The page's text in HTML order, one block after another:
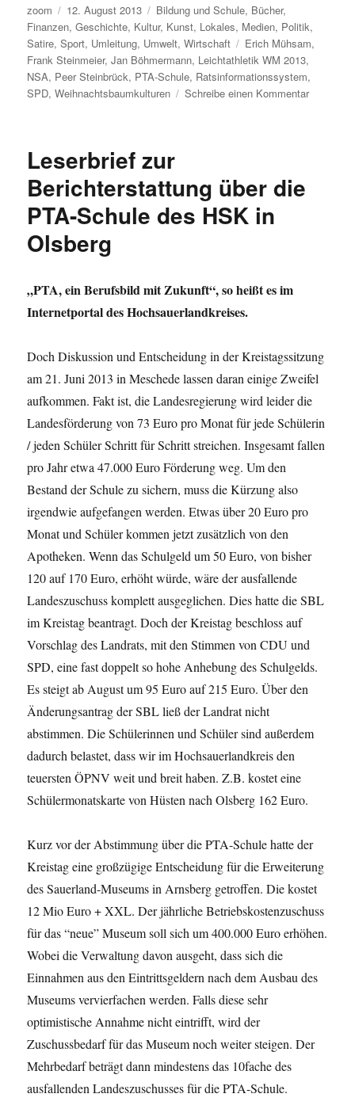
Autor
zoom
Veröffentlicht
am
12. August 2013 Kategorien
Bildung und Schule, Bücher,
Finanzen,Geschichte, Kultur, Kunst, Lokales, Medien, Politik,
Satire,Sport, Umleitung, Umwelt,Wirtschaft Schlagwörter
Erich Mühsam,
Frank Steinmeier,Jan Böhmermann, Leichtathletik WM 2013,
NSA, Peer Steinbrück, PTA-Schule, Ratsinformationssystem,
SPD,Weihnachtsbaumkulturen Schreibe einen Kommentarzu
Leserbrief zur
Berichterstattung über die
PTA-Schule des HSK in
Olsberg
„PTA, ein Berufsbild mit Zukunft“, so heißt es im
Internetportal des Hochsauerlandkreises.
Doch Diskussion und Entscheidung in der Kreistagssitzung
am 21. Juni 2013 in Meschede lassen daran einige Zweifel
aufkommen. Fakt ist, die Landesregierung wird leider die
Landesförderung von 73 Euro pro Monat für jede Schülerin
/ jeden Schüler Schritt für Schritt streichen. Insgesamt fallen
pro Jahr etwa 47.000 Euro Förderung weg. Um den
Bestand der Schule zu sichern, muss die Kürzung also
irgendwie aufgefangen werden. Etwas über 20 Euro pro
Monat und Schüler kommen jetzt zusätzlich von den
Apotheken. Wenn das Schulgeld um 50 Euro, von bisher
120 auf 170 Euro, erhöht würde, wäre der ausfallende
Landeszuschuss komplett ausgeglichen. Dies hatte die SBL
im Kreistag beantragt. Doch der Kreistag beschloss auf
Vorschlag des Landrats, mit den Stimmen von CDU und
SPD, eine fast doppelt so hohe Anhebung des Schulgelds.
Es steigt ab August um 95 Euro auf 215 Euro. Über den
Änderungsantrag der SBL ließ der Landrat nicht
abstimmen. Die Schülerinnen und Schüler sind außerdem
dadurch belastet, dass wir im Hochsauerlandkreis den
teuersten ÖPNV weit und breit haben. Z.B. kostet eine
Schülermonatskarte von Hüsten nach Olsberg 162 Euro.
Kurz vor der Abstimmung über die PTA-Schule hatte der
Kreistag eine großzügige Entscheidung für die Erweiterung
des Sauerland-Museums in Arnsberg getroffen. Die kostet
12 Mio Euro + XXL. Der jährliche Betriebskostenzuschuss
für das “neue” Museum soll sich um 400.000 Euro erhöhen.
Wobei die Verwaltung davon ausgeht, dass sich die
Einnahmen aus den Eintrittsgeldern nach dem Ausbau des
Museums vervierfachen werden. Falls diese sehr
optimistische Annahme nicht eintrifft, wird der
Zuschussbedarf für das Museum noch weiter steigen. Der
Mehrbedarf beträgt dann mindestens das 10fache des
ausfallenden Landeszuschusses für die PTA-Schule.